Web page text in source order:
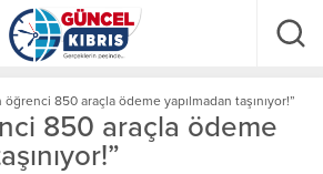
öğrenci 850 araçla ödeme yapılmadan taşınıyor!”
850 araçla ödeme